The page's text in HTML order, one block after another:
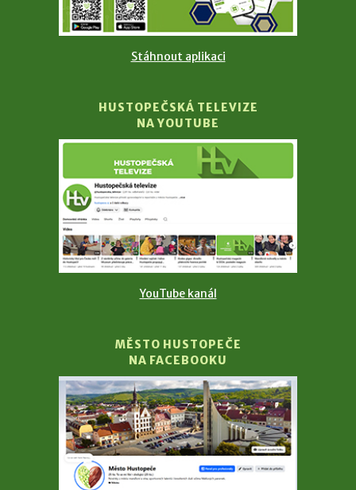
Stáhnout aplikaci
HUSTOPEČSKÁ TELEVIZE
NA YOUTUBE
YouTube kanál
MĚSTO HUSTOPEČE
NA FACEBOOKU